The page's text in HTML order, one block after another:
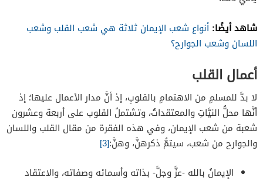
شاهد أيضًا: أنواع شعب الإيمان ثلاثة هي شعب القلب وشعب
اللسان وشعب الجوارح؟
أعمال القلب
لا بدَّ للمسلمِ من الاهتمامِ بالقلوبِ، إذ أنَّ مدار الأعمال عليها؛ إذ
أنَّها محلُّ النيَّاتِ والمعتقداتُ، وتشتملُ القلوب على أربعة وعشرون
شعبة من شعب الإيمان، وفي هذه الفقرة من مقال القلب واللسان
والجوارح من شعب، سيتمُّ ذكرهنَّ، وهنَّ:[3]
الإيمانُ بالله -عزَّ وجلَّ- بذاته وأسمائه وصفاته، والاعتقاد